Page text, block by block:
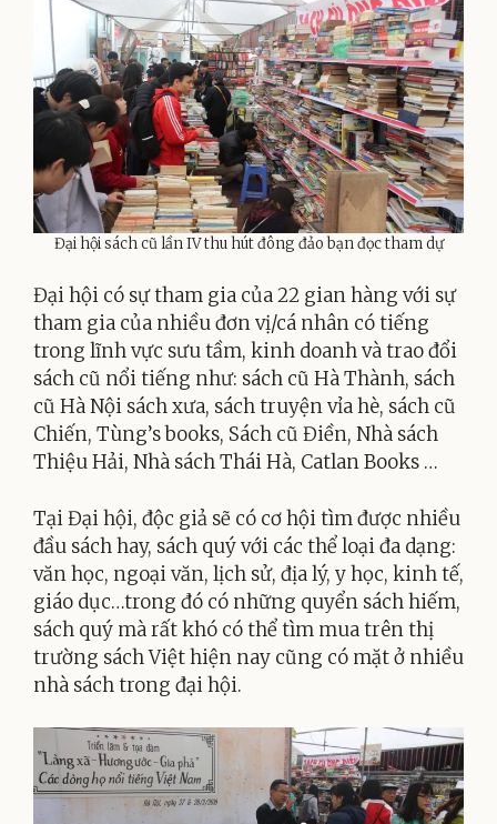
Đại hội sách cũ lần IV thu hút đông đảo bạn đọc tham dự
Đại hội có sự tham gia của 22 gian hàng với sự
tham gia của nhiều đơn vị/cá nhân có tiếng
trong lĩnh vực sưu tầm, kinh doanh và trao đổi
sách cũ nổi tiếng như: sách cũ Hà Thành, sách
cũ Hà Nội sách xưa, sách truyện vỉa hè, sách cũ
Chiến, Tùng’s books, Sách cũ Điền, Nhà sách
Thiệu Hải, Nhà sách Thái Hà, Catlan Books …
Tại Đại hội, độc giả sẽ có cơ hội tìm được nhiều
đầu sách hay, sách quý với các thể loại đa dạng:
văn học, ngoại văn, lịch sử, địa lý, y học, kinh tế,
giáo dục…trong đó có những quyển sách hiếm,
sách quý mà rất khó có thể tìm mua trên thị
trường sách Việt hiện nay cũng có mặt ở nhiều
nhà sách trong đại hội.